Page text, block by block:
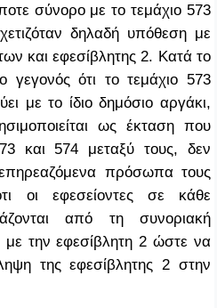
σύνορο με το τεμάχιο 573
δηλαδή υπόθεση με
και εφεσίβλητης 2. Κατά το
γεγονός ότι το τεμάχιο 573
με το ίδιο δημόσιο αργάκι,
ως έκταση που
και 574 μεταξύ τους, δεν
πρόσωπα τους
οι εφεσείοντες σε κάθε
από τη συνοριακή
με την εφεσίβλητη 2 ώστε να
της εφεσίβλητης 2 στην